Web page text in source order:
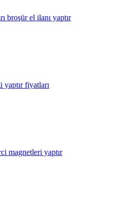
broşür el ilanı yaptır
fiyatları
magnetleri yaptır